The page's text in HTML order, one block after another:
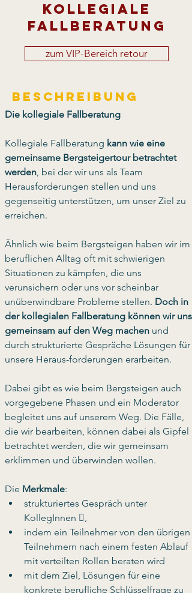
Kollegiale
Fallberatung
zum VIP-Bereich retour
Beschreibung
Die kollegiale Fallberatung
Kollegiale Fallberatung kann wie eine
gemeinsame Bergsteigertour betrachtet
werden, bei der wir uns als Team
Herausforderungen stellen und uns
gegenseitig unterstützen, um unser Ziel zu
erreichen.
Ähnlich wie beim Bergsteigen haben wir im
beruflichen Alltag oft mit schwierigen
Situationen zu kämpfen, die uns
verunsichern oder uns vor scheinbar
unüberwindbare Probleme stellen. Doch in
der kollegialen Fallberatung können wir uns
gemeinsam auf den Weg machen und
durch strukturierte Gespräche Lösungen für
unsere Heraus-forderungen erarbeiten.
Dabei gibt es wie beim Bergsteigen auch
vorgegebene Phasen und ein Moderator
begleitet uns auf unserem Weg. Die Fälle,
die wir bearbeiten, können dabei als Gipfel
betrachtet werden, die wir gemeinsam
erklimmen und überwinden wollen.
Die Merkmale:
strukturiertes Gespräch unter
KollegInnen ,
indem ein Teilnehmer von den übrigen
Teilnehmern nach einem festen Ablauf
mit verteilten Rollen beraten wird
mit dem Ziel, Lösungen für eine
konkrete berufliche Schlüsselfrage zu